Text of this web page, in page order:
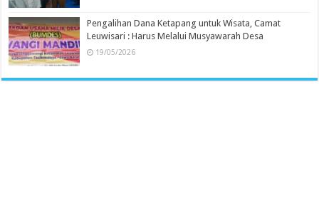
Pengalihan Dana Ketapang untuk Wisata, Camat
Leuwisari : Harus Melalui Musyawarah Desa
19/05/2026